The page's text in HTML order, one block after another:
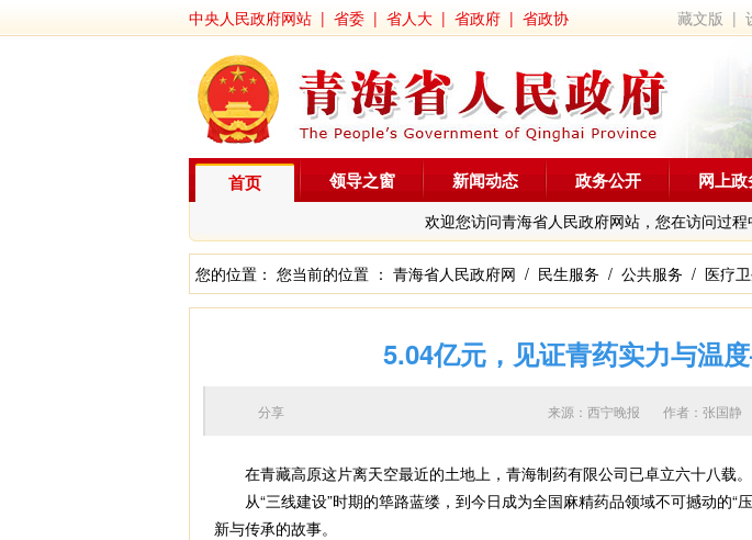
中央人民政府网站 | 省委 | 省人大 | 省政府 | 省政协 藏文版 |
首页
欢迎您访问青海省人民政府网站，您在访问过
领导之窗 新闻动态 政务公开 网上
您的位置： 您当前的位置 ： 青海省人民政府网 / 民生服务 / 公共服务 / 医疗
5.04亿元，见证青药实力与温
来源：西宁晚报 作者： 张国静
分享
在青藏高原这片离天空最近的土地上，青海制药有限公司已卓立六十八载。
从“三线建设”时期的筚路蓝缕，到今日成为全国麻精药品领域不可撼动的“
新与传承的故事。